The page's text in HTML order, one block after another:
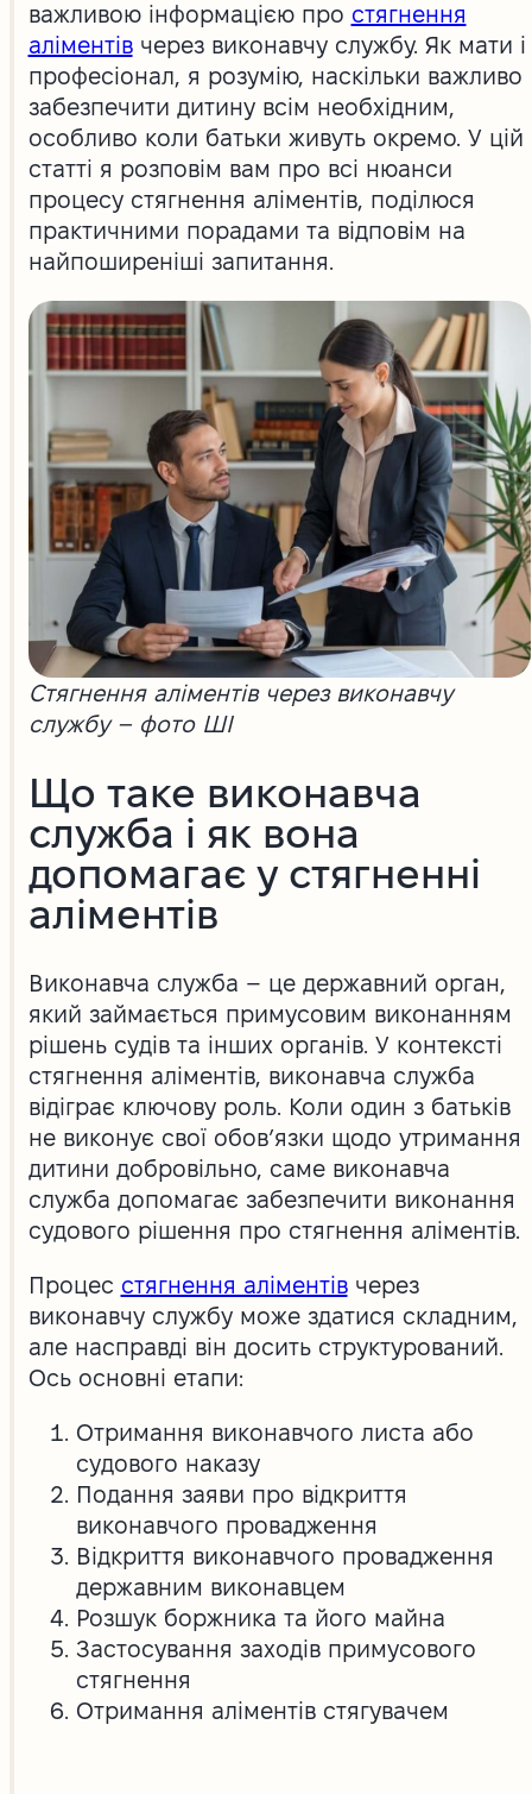
важливою інформацією про стягнення
аліментівчерез виконавчу службу. Як мати і
професіонал, я розумію, наскільки важливо
забезпечити дитину всім необхідним,
особливо коли батьки живуть окремо. У цій
статті я розповім вам про всі нюанси
процесу стягнення аліментів, поділюся
практичними порадами та відповім на
найпоширеніші запитання.
Стягнення аліментів через виконавчу
службу – фото ШІ
Що таке виконавча
служба і як вона
допомагає у стягненні
аліментів
Виконавча служба – це державний орган,
який займається примусовим виконанням
рішень судів та інших органів. У контексті
стягнення аліментів, виконавча служба
відіграє ключову роль. Коли один з батьків
не виконує свої обов’язки щодо утримання
дитини добровільно, саме виконавча
служба допомагає забезпечити виконання
судового рішення про стягнення аліментів.
Процес стягнення аліментівчерез
виконавчу службу може здатися складним,
але насправді він досить структурований.
Ось основні етапи:
Отримання виконавчого листа або
судового наказу
Подання заяви про відкриття
виконавчого провадження
Відкриття виконавчого провадження
державним виконавцем
Розшук боржника та його майна
Застосування заходів примусового
стягнення
Отримання аліментів стягувачем